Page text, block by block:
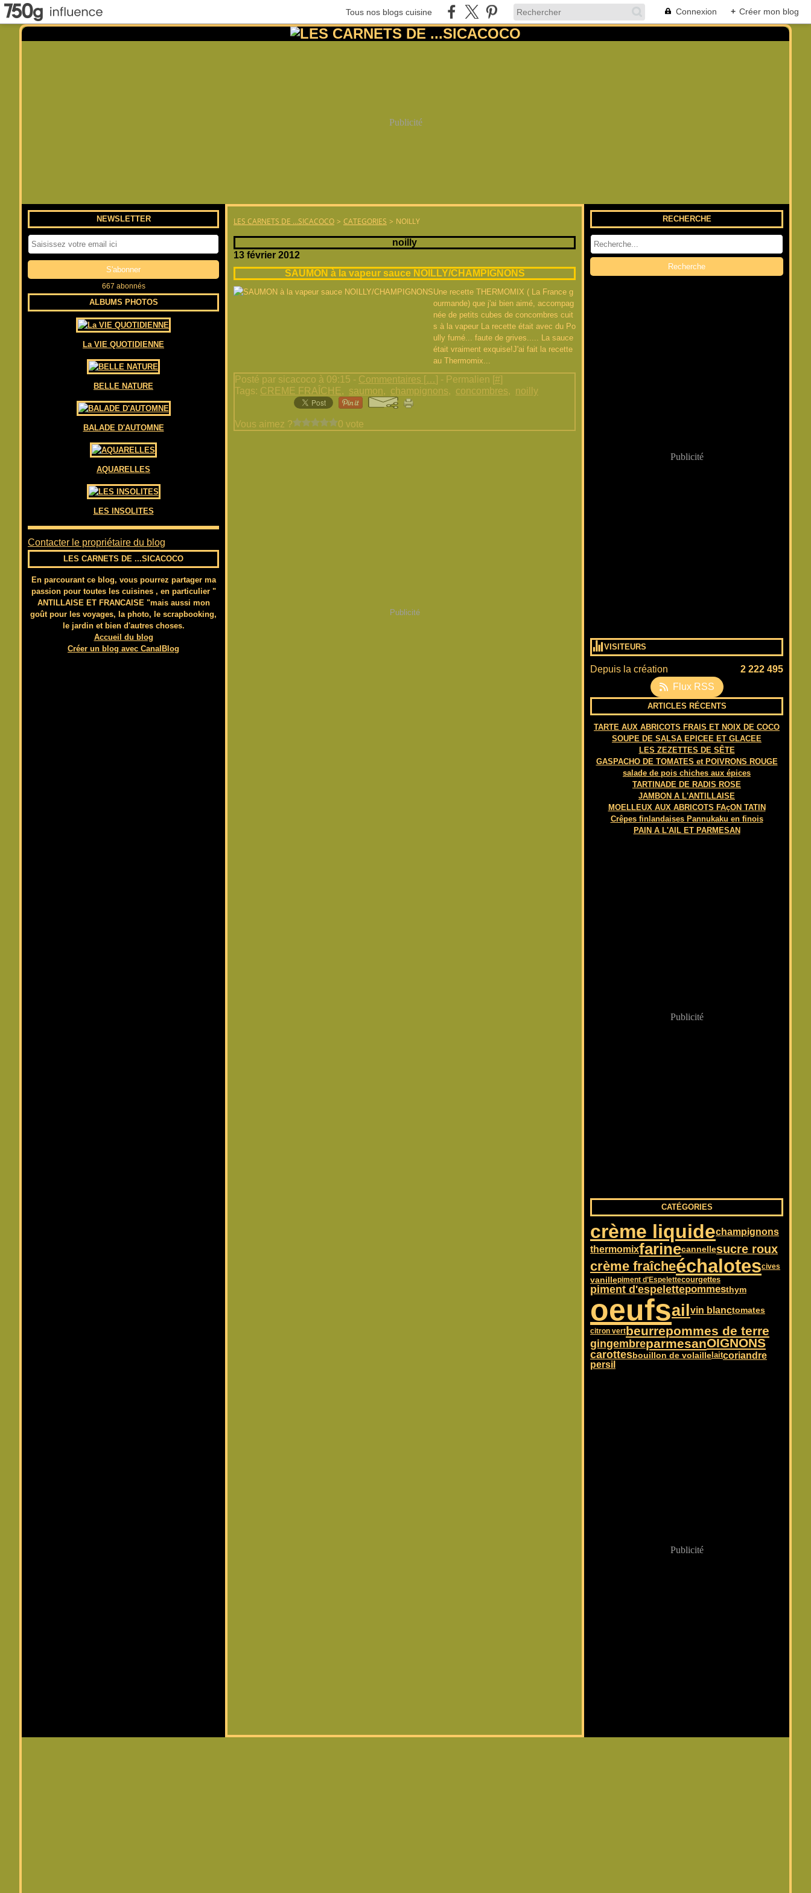
Tous nos blogs cuisine Connexion + Créer mon blog
Publicité
NEWSLETTER
667 abonnés
ALBUMS PHOTOS
La VIE QUOTIDIENNE
BELLE NATURE
BALADE D'AUTOMNE
AQUARELLES
LES INSOLITES
Contacter le propriétaire du blog
LES CARNETS DE ...SICACOCO
En parcourant ce blog, vous pourrez partager ma
passion pour toutes les cuisines , en particulier "
ANTILLAISE ET FRANCAISE "mais aussi mon
goût pour les voyages, la photo, le scrapbooking,
le jardin et bien d'autres choses.
Accueil du blog
Créer un blog avec CanalBlog
LES CARNETS DE ...SICACOCO > CATEGORIES > NOILLY
noilly
13 février 2012
SAUMON à la vapeur sauce NOILLY/CHAMPIGNONS
Une recette THERMOMIX ( La France g
ourmande) que j'ai bien aimé, accompag
née de petits cubes de concombres cuit
s à la vapeur La recette était avec du Po
ully fumé... faute de grives..... La sauce
était vraiment exquise!J'ai fait la recette
au Thermomix...
Posté par sicacoco à 09:15 - Commentaires […] - Permalien [#]
Tags: CREME FRAÎCHE, saumon, champignons, concombres, noilly
Vous aimez ? 0 vote
Publicité
RECHERCHE
Publicité
VISITEURS
Depuis la création
2 222 495
Flux RSS
ARTICLES RÉCENTS
TARTE AUX ABRICOTS FRAIS ET NOIX DE COCO
SOUPE DE SALSA EPICEE ET GLACEE
LES ZEZETTES DE SÊTE
GASPACHO DE TOMATES et POIVRONS ROUGE
salade de pois chiches aux épices
TARTINADE DE RADIS ROSE
JAMBON A L'ANTILLAISE
MOELLEUX AUX ABRICOTS FAçON TATIN
Crêpes finlandaises Pannukaku en finois
PAIN A L'AIL ET PARMESAN
Publicité
CATÉGORIES
crème liquidechampignons
thermomixfarinecannellesucre roux
crème fraîcheéchalotescives
vanillepiment d’Espelettecourgettes
piment d'espelettepommesthym
oeufsailvin blanctomates
citron vertbeurrepommes de terre
gingembreparmesanOIGNONS
carottesbouillon de volaille laitcoriandre
persil
Publicité